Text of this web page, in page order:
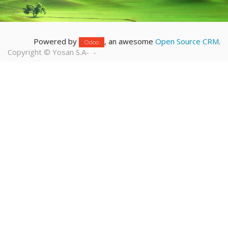
Powered by Odoo , an awesome Open Source CRM.
Copyright © Yosan S.A- -